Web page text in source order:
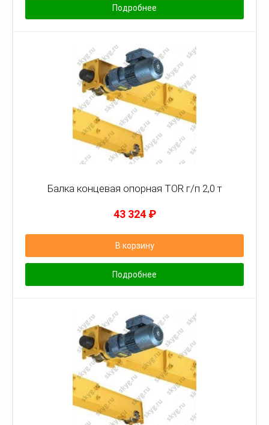
Подробнее
Балка концевая опорная TOR г/п 2,0 т
43 324 ₽
В корзину
Подробнее